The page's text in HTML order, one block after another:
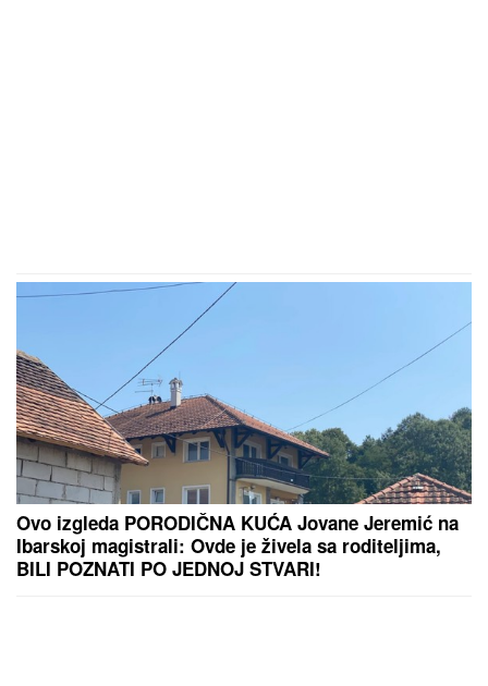
Ovo izgleda PORODIČNA KUĆA Jovane Jeremić na
Ibarskoj magistrali: Ovde je živela sa roditeljima,
BILI POZNATI PO JEDNOJ STVARI!